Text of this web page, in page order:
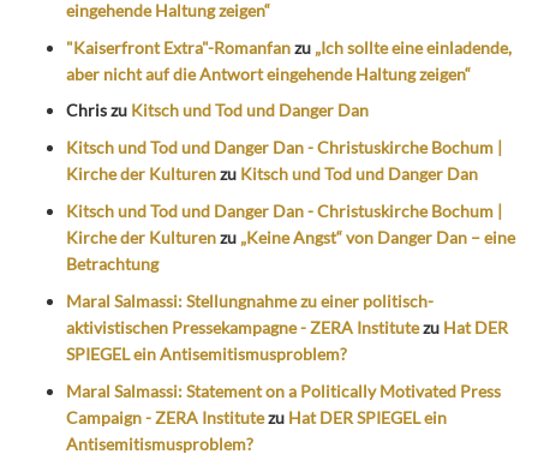
eingehende Haltung zeigen“
"Kaiserfront Extra"-Romanfanzu „Ich sollte eine einladende,
aber nicht auf die Antwort eingehende Haltung zeigen“
Chriszu Kitsch und Tod und Danger Dan
Kitsch und Tod und Danger Dan - Christuskirche Bochum |
Kirche der Kulturenzu Kitsch und Tod und Danger Dan
Kitsch und Tod und Danger Dan - Christuskirche Bochum |
Kirche der Kulturenzu „Keine Angst“ von Danger Dan – eine
Betrachtung
Maral Salmassi: Stellungnahme zu einer politisch-
aktivistischen Pressekampagne - ZERA Institutezu Hat DER
SPIEGEL ein Antisemitismusproblem?
Maral Salmassi: Statement on a Politically Motivated Press
Campaign - ZERA Institutezu Hat DER SPIEGEL ein
Antisemitismusproblem?